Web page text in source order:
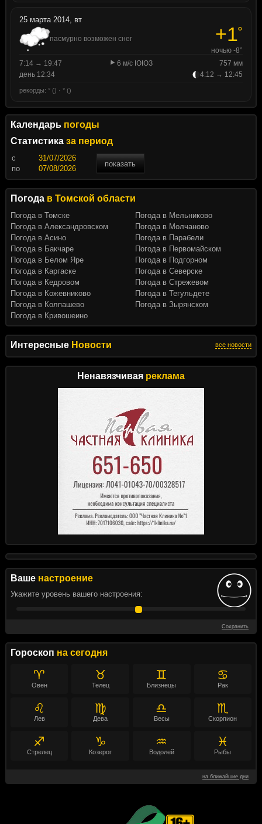
Интересные Новости все новости
Ненавязчивая реклама
Ваше настроение
Укажите уровень вашего настроения:
Сохранить
Гороскоп на сегодня
♈
Овен
♉
Телец
♊
Близнецы
♋
Рак
♌
Лев
♍
Дева
♎
Весы
♏
Скорпион
♐
Стрелец
♑
Козерог
♒
Водолей
♓
Рыбы
на ближайшие дни
25 марта 2014, вт
пасмурно возможен снег +1°
ночью -8°
7:14 → 19:47
6 м/с ЮЮЗ
757 мм
день 12:34
4:12 → 12:45
рекорды: ° () · ° ()
Календарь погоды
Статистика за период
c
показать
по
Погода в Томской области
Погода в Томске
Погода в Александровском
Погода в Асино
Погода в Бакчаре
Погода в Белом Яре
Погода в Каргаске
Погода в Кедровом
Погода в Кожевниково
Погода в Колпашево
Погода в Кривошеино
Погода в Мельниково
Погода в Молчаново
Погода в Парабели
Погода в Первомайском
Погода в Подгорном
Погода в Северске
Погода в Стрежевом
Погода в Тегульдете
Погода в Зырянском